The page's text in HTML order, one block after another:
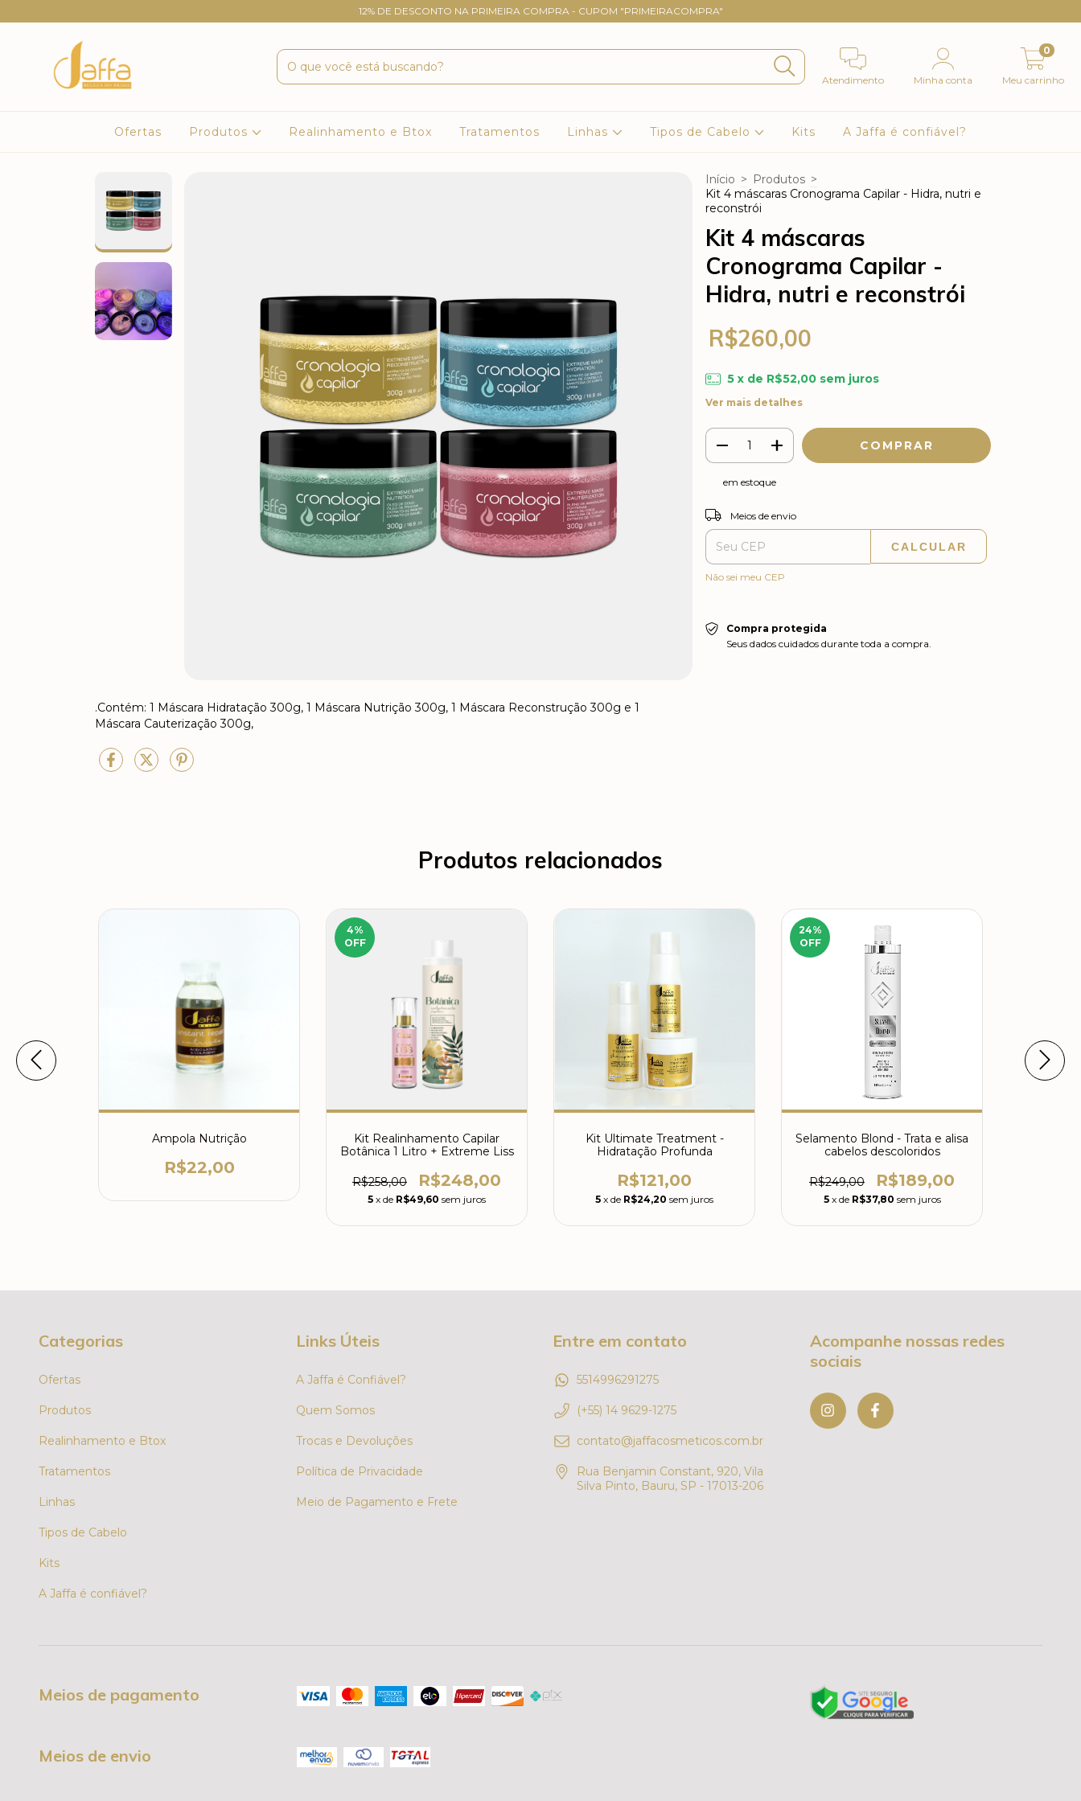
12% DE DESCONTO NA PRIMEIRA COMPRA - CUPOM "PRIMEIRACOMPRA"
Atendimento Minha conta Meu carrinho
0
Ofertas Produtos Realinhamento e Btox Tratamentos Linhas Tipos de Cabelo Kits A Jaffa é confiável?
.Contém: 1 Máscara Hidratação 300g, 1 Máscara Nutrição 300g, 1 Máscara Reconstrução 300g e 1
Máscara Cauterização 300g,
Início > Produtos >
Kit 4 máscaras Cronograma Capilar - Hidra, nutri e
reconstrói
Kit 4 máscaras
Cronograma Capilar -
Hidra, nutri e reconstrói
R$260,00
5 x de R$52,00 sem juros
Ver mais detalhes
em estoque
Entregas para o CEP:
Meios de envio
CALCULAR
Não sei meu CEP
Compra protegida
Seus dados cuidados durante toda a compra.
Produtos relacionados
Ampola Nutrição
R$22,00
4%
OFF
Kit Realinhamento Capilar
Botânica 1 Litro + Extreme Liss
R$258,00 R$248,00
5 x de R$49,60 sem juros
Kit Ultimate Treatment -
Hidratação Profunda
R$121,00
5 x de R$24,20 sem juros
24%
OFF
Selamento Blond - Trata e alisa
cabelos descoloridos
R$249,00 R$189,00
5 x de R$37,80 sem juros
Categorias
Ofertas
Produtos
Realinhamento e Btox
Tratamentos
Linhas
Tipos de Cabelo
Kits
A Jaffa é confiável?
Links Úteis
A Jaffa é Confiável?
Quem Somos
Trocas e Devoluções
Política de Privacidade
Meio de Pagamento e Frete
Entre em contato
5514996291275
(+55) 14 9629-1275
contato@jaffacosmeticos.com.br
Rua Benjamin Constant, 920, Vila
Silva Pinto, Bauru, SP - 17013-206
Acompanhe nossas redes
sociais
Meios de pagamento
Meios de envio